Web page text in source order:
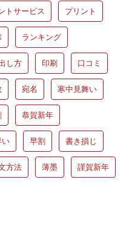
トサービス プリント
ランキング
し方 印刷 口コミ
宛名 寒中見舞い
恭賀新年
い 早割 書き損じ
方法 薄墨 謹賀新年